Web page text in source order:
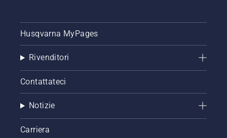
Husqvarna MyPages
Rivenditori
Contattateci
Notizie
Carriera